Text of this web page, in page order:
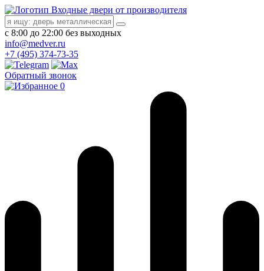
Входные двери от производителя
с 8:00 до 22:00 без выходных
info@medver.ru
+7 (495) 374-73-35
Обратный звонок
0